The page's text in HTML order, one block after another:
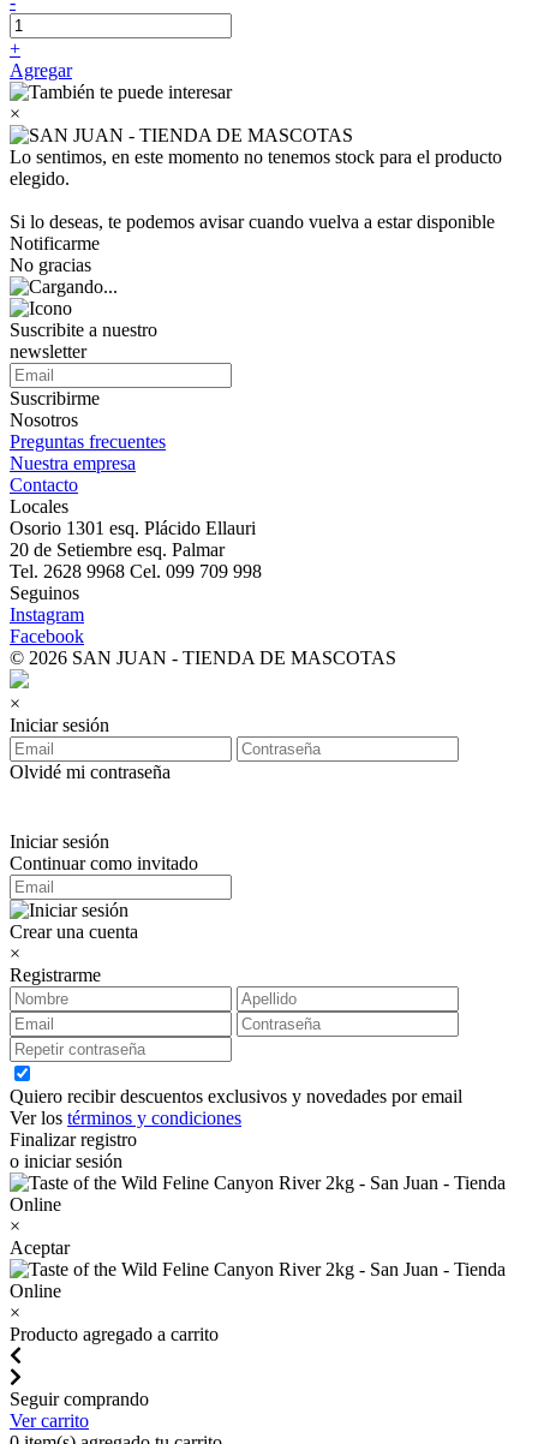
+
Agregar
×
Lo sentimos, en este momento no tenemos stock para el producto
elegido.
Si lo deseas, te podemos avisar cuando vuelva a estar disponible
Notificarme
No gracias
Suscribite a nuestro
newsletter
Suscribirme
Nosotros
Preguntas frecuentes
Nuestra empresa
Contacto
Locales
Osorio 1301 esq. Plácido Ellauri
20 de Setiembre esq. Palmar
Tel. 2628 9968 Cel. 099 709 998
Seguinos
Instagram
Facebook
© 2026 SAN JUAN - TIENDA DE MASCOTAS
×
Iniciar sesión
Olvidé mi contraseña
Iniciar sesión
Continuar como invitado
Crear una cuenta
×
Registrarme
Quiero recibir descuentos exclusivos y novedades por email
Ver los términos y condiciones
Finalizar registro
o iniciar sesión
×
Aceptar
×
Producto agregado a carrito
Seguir comprando
Ver carrito